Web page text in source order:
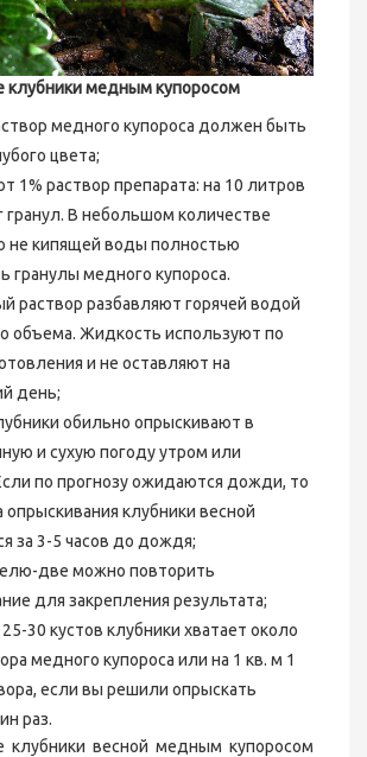
клубники медным купоросом
медного купороса должен быть
цвета;
1% раствор препарата: на 10 литров
гранул. В небольшом количестве
не кипящей воды полностью
гранулы медного купороса.
раствор разбавляют горячей водой
объема. Жидкость используют по
и не оставляют на
день;
обильно опрыскивают в
и сухую погоду утром или
по прогнозу ожидаются дожди, то
опрыскивания клубники весной
за 3-5 часов до дождя;
две можно повторить
для закрепления результата;
30 кустов клубники хватает около
медного купороса или на 1 кв. м 1
если вы решили опрыскать
раз.
клубники весной медным купоросом